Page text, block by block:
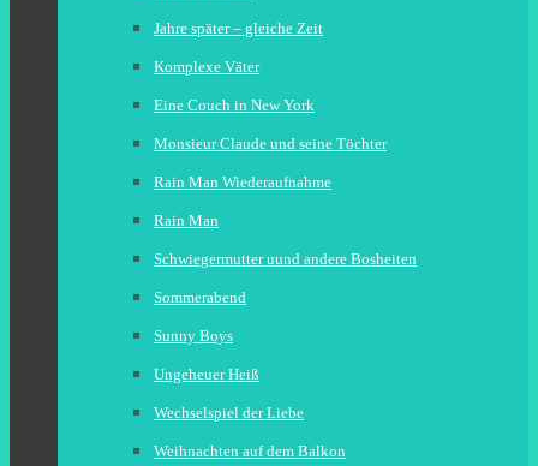
Jahre später – gleiche Zeit
Komplexe Väter
Eine Couch in New York
Monsieur Claude und seine Töchter
Rain Man Wiederaufnahme
Rain Man
Schwiegermutter uund andere Bosheiten
Sommerabend
Sunny Boys
Ungeheuer Heiß
Wechselspiel der Liebe
Weihnachten auf dem Balkon